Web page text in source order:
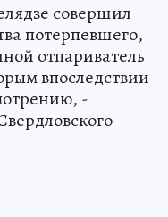
совершил
потерпевшего,
отпариватель
впоследствии
-